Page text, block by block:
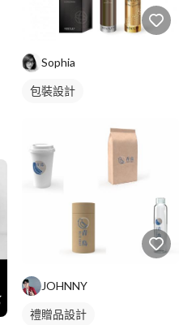
Sophia
包裝設計
JOHNNY
禮贈品設計